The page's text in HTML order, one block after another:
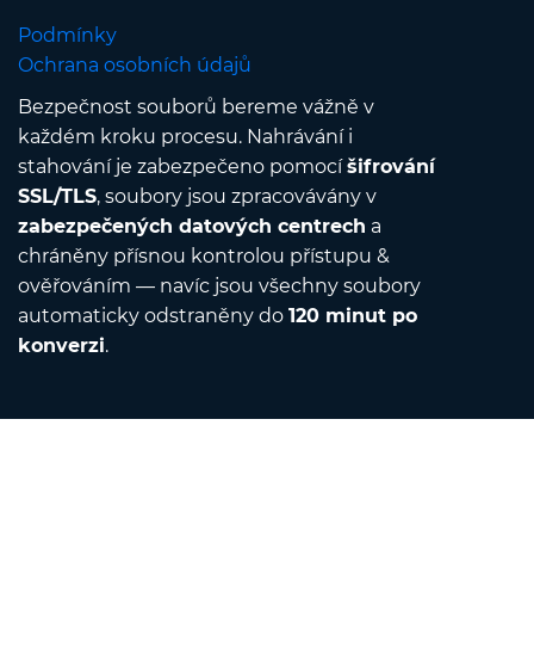
Podmínky
Ochrana osobních údajů
Bezpečnost souborů bereme vážně v
každém kroku procesu. Nahrávání i
stahování je zabezpečeno pomocíšifrování
SSL/TLS, soubory jsou zpracovávány v
zabezpečených datových centrech a
chráněny přísnou kontrolou přístupu &
ověřováním — navíc jsou všechny soubory
automaticky odstraněny do 120 minut po
konverzi.